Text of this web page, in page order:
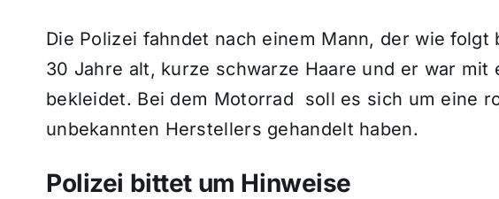
Die Polizei fahndet nach einem Mann, der wie
30 Jahre alt, kurze schwarze Haare und er war mit
bekleidet. Bei dem Motorrad soll es sich um eine
unbekannten Herstellers gehandelt haben.
Polizei bittet um Hinweise